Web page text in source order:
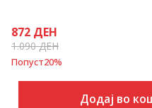
872 ДЕН
1.090ДЕН
Попуст20%
Додај во